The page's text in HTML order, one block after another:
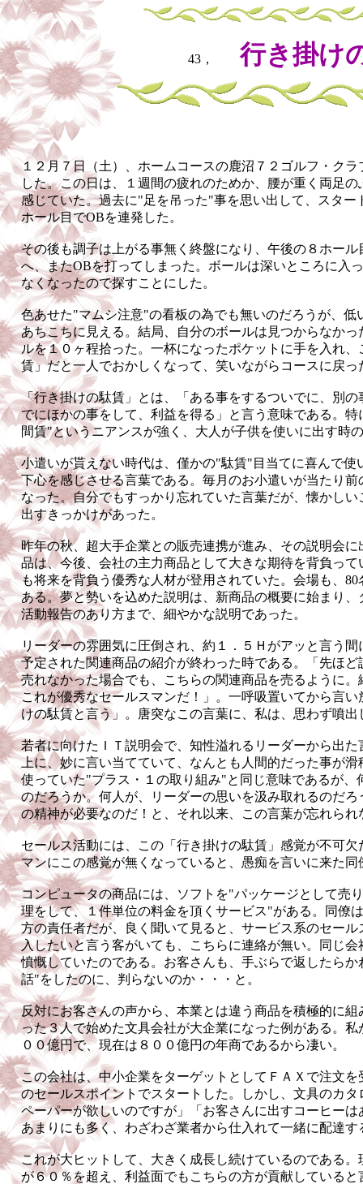
43， 行き掛け
１２月７日（土）、ホームコースの鹿沼７２ゴルフ・ク
した。この日は、１週間の疲れのためか、腰が重く両足
感じていた。過去に"足を吊った"事を思い出して、スター
ホール目でOBを連発した。
その後も調子は上がる事無く終盤になり、午後の８ホー
へ、またOBを打ってしまった。ボールは深いところに入
なくなったので探すことにした。
色あせた"マムシ注意"の看板の為でも無いのだろうが、低
あちこちに見える。結局、自分のボールは見つからなか
ルを１０ヶ程拾った。一杯になったポケットに手を入れ
賃」だと一人でおかしくなって、笑いながらコースに戻っ
「行き掛けの駄賃」とは、「ある事をするついでに、別
でにほかの事をして、利益を得る」と言う意味である。
間賃"というニアンスが強く、大人が子供を使いに出す時
小遣いが貰えない時代は、僅かの"駄賃"目当てに喜んで使
下心を感じさせる言葉である。毎月のお小遣いが当たり
なった。自分でもすっかり忘れていた言葉だが、懐かし
出すきっかけがあった。
昨年の秋、超大手企業との販売連携が進み、その説明会
品は、今後、会社の主力商品として大きな期待を背負っ
も将来を背負う優秀な人材が登用されていた。会場も、
ある。夢と勢いを込めた説明は、新商品の概要に始まり
活動報告のあり方まで、細やかな説明であった。
リーダーの雰囲気に圧倒され、約１．５Ｈがアッと言う
予定された関連商品の紹介が終わった時である。「先ほ
売れなかった場合でも、こちらの関連商品を売るように
これが優秀なセールスマンだ！」。一呼吸置いてから言
けの駄賃と言う」。唐突なこの言葉に、私は、思わず噴出
若者に向けたＩＴ説明会で、知性溢れるリーダーから出
上に、妙に言い当てていて、なんとも人間的だった事が
使っていた"プラス・１の取り組み"と同じ意味であるが、
のだろうか。何人が、リーダーの思いを汲み取れるのだ
の精神が必要なのだ！と、それ以来、この言葉が忘れら
セールス活動には、この「行き掛けの駄賃」感覚が不可
マンにこの感覚が無くなっていると、愚痴を言いに来た同
コンピュータの商品には、ソフトを"パッケージとして売
理をして、１件単位の料金を頂くサービス"がある。同僚
方の責任者だが、良く聞いて見ると、サービス系のセー
入したいと言う客がいても、こちらに連絡が無い。同じ
憤慨していたのである。お客さんも、手ぶらで返したら
話"をしたのに、判らないのか・・・と。
反対にお客さんの声から、本業とは違う商品を積極的に
った３人で始めた文具会社が大企業になった例がある。
００億円で、現在は８００億円の年商であるから凄い。
この会社は、中小企業をターゲットとしてＦＡＸで注文
のセールスポイントでスタートした。しかし、文具のカ
ペーパーが欲しいのですが」「お客さんに出すコーヒー
あまりにも多く、わざわざ業者から仕入れて一緒に配達す
これが大ヒットして、大きく成長し続けているのである
が６０％を超え、利益面でもこちらの方が貢献している